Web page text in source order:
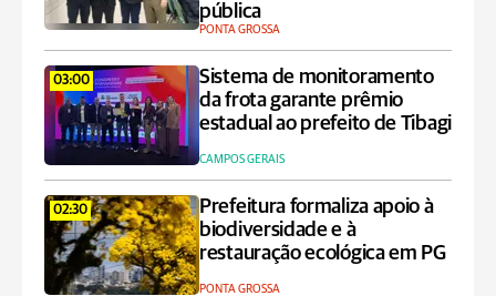
pública
PONTA GROSSA
03:00
Sistema de monitoramento
da frota garante prêmio
estadual ao prefeito de Tibagi
CAMPOS GERAIS
02:30
Prefeitura formaliza apoio à
biodiversidade e à
restauração ecológica em PG
PONTA GROSSA